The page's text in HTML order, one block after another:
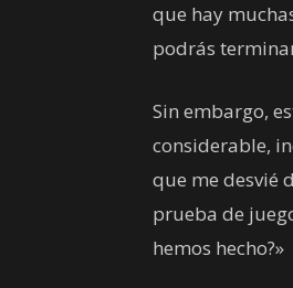
que hay
podrás
Sin embargo,
considerable,
que me desvié
prueba de
hemos hecho?»